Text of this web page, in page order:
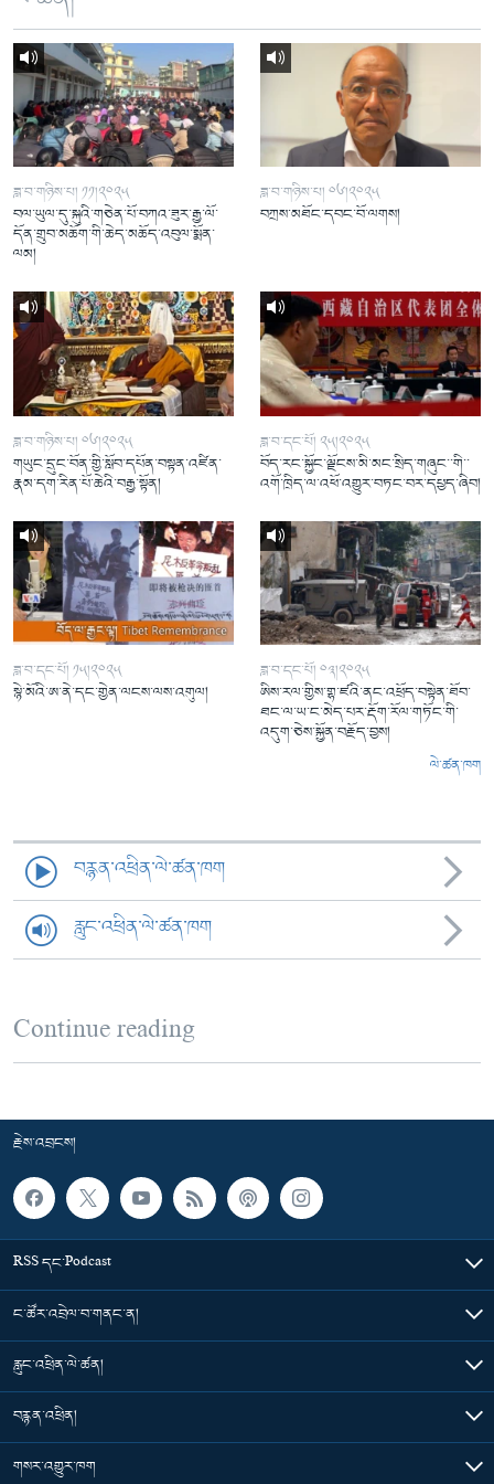
ཟླ་བ་གཉིས་པ། ༡༡།༢༠༢༥
བལ་ཡུལ་དུ་སྐུའི་གཅེན་པོ་བཀའ་ཟུར་རྒྱ་ལོ་
དོན་གྲུབ་མཆོག་གི་ཆེད་མཆོད་འབུལ་སྨོན་
ལམ།
ཟླ་བ་གཉིས་པ། ༠༦།༢༠༢༥
བཀྲས་མཐོང་དབང་བོ་ལགས།
ཟླ་བ་གཉིས་པ། ༠༦།༢༠༢༥
གཡུང་དྲུང་བོན་གྱི་སློབ་དཔོན་བསྟན་འཛིན་
རྣམ་དག་རིན་པོ་ཆེའི་བརྒྱ་སྟོན།
ཟླ་བ་དང་པོ། ༢༥།༢༠༢༥
བོད་རང་སྐྱོང་ལྗོངས་མི་མང་སྲིད་གཞུང་་གི་་
འགོ་ཁྲིད་ལ་འཕོ་འགྱུར་བཏང་བར་དཔྱད་ཞིབ།
ཟླ་བ་དང་པོ། ༡༥།༢༠༢༥
སྙེ་མོའི་ཨ་ནེ་དང་གྱེན་ལངས་ལས་འགུལ།
ཟླ་བ་དང་པོ། ༠༣།༢༠༢༥
ཨིས་རལ་གྱིས་གྷ་ཛའི་ནང་འཕྲོད་བསྟེན་ཐོབ་
ཐང་ལ་ཡ་ང་མེད་པར་རྡོག་རོལ་གཏོང་གི་
འདུག་ཅེས་སྐྱོན་བརྗོད་བྱས།
ལེ་ཚན་ཁག
བརྙན་འཕྲིན་ལེ་ཚན་ཁག
རླུང་འཕྲིན་ལེ་ཚན་ཁག
Continue reading
རྗེས་འབྲངས།
RSS དང་Podcast
ང་ཚོར་འབྲེལ་བ་གནང་ན།
རླུང་འཕྲིན་ལེ་ཚན།
བརྙན་འཕྲིན།
གསར་འགྱུར་ཁག